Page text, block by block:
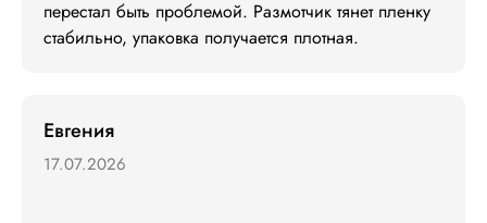
перестал быть проблемой. Размотчик тянет пленку
стабильно, упаковка получается плотная.
Евгения
17.07.2026